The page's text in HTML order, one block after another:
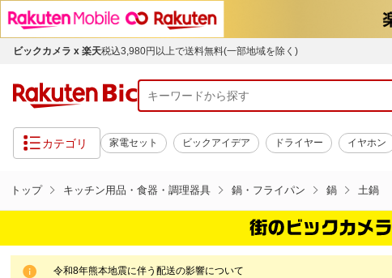
ビックカメラ x 楽天税込3,980円以上で送料無料(一部地域を除く)
カテゴリ 家電セット ビックアイデア ドライヤー イヤホン
トップ キッチン用品・食器・調理器具 鍋・フライパン 鍋 土鍋
令和8年熊本地震に伴う配送の影響について